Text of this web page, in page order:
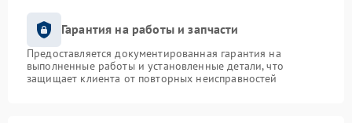
Гарантия на работы и запчасти
Предоставляется документированная гарантия на
выполненные работы и установленные детали, что
защищает клиента от повторных неисправностей